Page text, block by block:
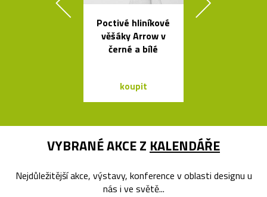
Poctivé hliníkové
věšáky Arrow v
černé a bílé
koupit
VYBRANÉ AKCE Z KALENDÁŘE
Nejdůležitější akce, výstavy, konference v oblasti designu u
nás i ve světě...